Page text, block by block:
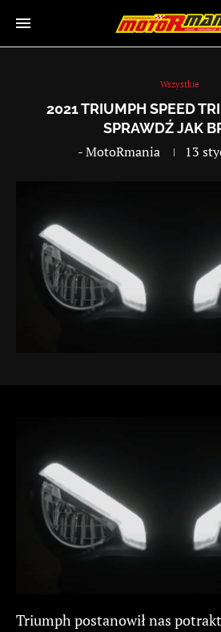
Wszystkie
2021 TRIUMPH SPEED
SPRAWDŹ JAK
-MotoRmania 13
Triumph postanowił nas